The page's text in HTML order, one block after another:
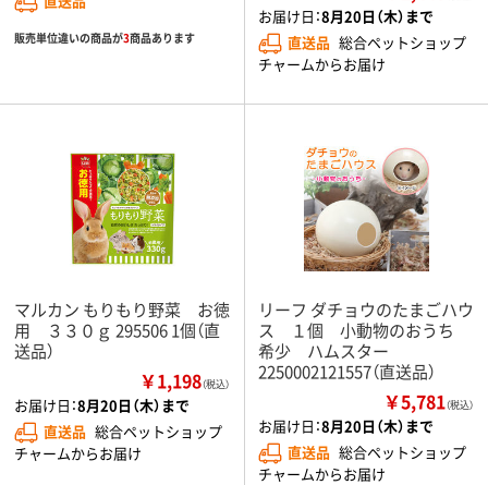
販売単位違いの商品が3商品あります
お届け日：8月20日（木）まで
直送品 総合ペットショップ
チャームからお届け
マルカン もりもり野菜 お徳
用 ３３０ｇ 295506 1個（直
送品）
￥1,198（税込）
お届け日：8月20日（木）まで
直送品 総合ペットショップ
チャームからお届け
リーフ ダチョウのたまごハウ
ス １個 小動物のおうち
希少 ハムスター
2250002121557（直送品）
￥5,781（税込）
お届け日：8月20日（木）まで
直送品 総合ペットショップ
チャームからお届け